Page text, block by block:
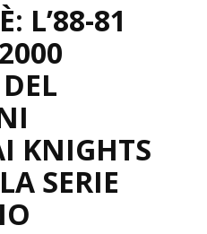
L’88-81
KNIGHTS
SERIE